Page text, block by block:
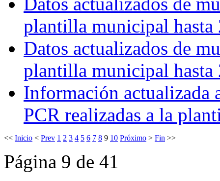
plantilla municipal hasta
Datos actualizados de
plantilla municipal hasta
Información actualizada
PCR realizadas a la
<< Inicio < Prev 1 2 3 4 5 6 7 8 9 10 Próximo > Fin >>
Página 9 de 41